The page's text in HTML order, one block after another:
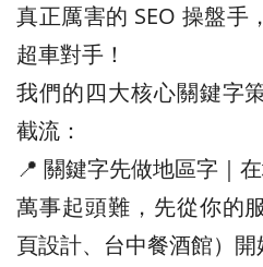
真正厲害的 SEO 操盤手
超車對手！
我們的四大核心關鍵字
截流：
📍 關鍵字先做地區字｜
萬事起頭難，先從你的
頁設計、台中餐酒館）開